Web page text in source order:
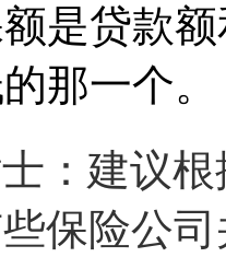
是贷款额
那一个。
：建议根
保险公司